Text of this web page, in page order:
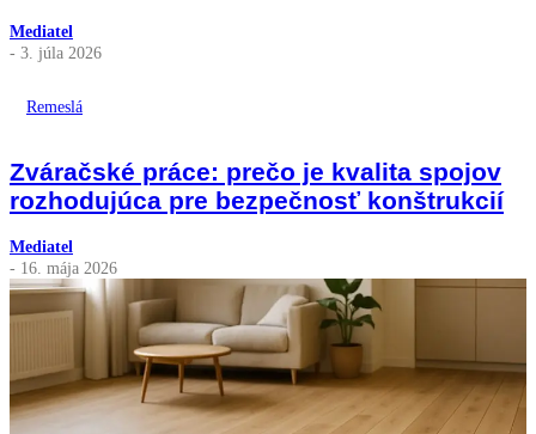
Mediatel
- 3. júla 2026
Remeslá
Zváračské práce: prečo je kvalita spojov
rozhodujúca pre bezpečnosť konštrukcií
Mediatel
- 16. mája 2026